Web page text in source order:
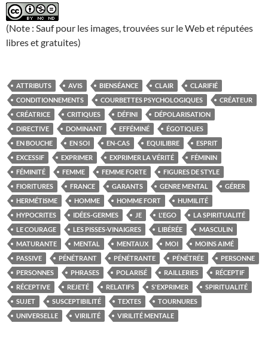
(Note : Sauf pour les images, trouvées sur le Web et réputées
libres et gratuites)
ATTRIBUTS AVIS BIENSÉANCE CLAIR
CLARIFIÉ
CONDITIONNEMENTS
COURBETTES PSYCHOLOGIQUES
CRÉATEUR
CRÉATRICE
CRITIQUES DÉFINI
DÉPOLARISATION
DIRECTIVE
DOMINANT EFFÉMINÉ
ÉGOTIQUES
EN BOUCHE
EN SOI EN-CAS EQUILIBRE
ESPRIT
EXCESSIF
EXPRIMER EXPRIMER LA VÉRITÉ
FÉMININ
FÉMINITÉ
FEMME FEMME FORTE
FIGURES DE STYLE
FIORITURES
FRANCE GARANTS GENRE MENTAL
GÉRER
HERMÉTISME
HOMME HOMME FORT
HUMILITÉ
HYPOCRITES
IDÉES-GERMES JE L'EGO
LA SPIRITUALITÉ
LE COURAGE
LES PISSES-VINAIGRES LIBÉRÉE
MASCULIN
MATURANTE
MENTAL MENTAUX MOI
MOINS AIMÉ
PASSIVE
PÉNÉTRANT PÉNÉTRANTE PÉNÉTRÉE
PERSONNE
PERSONNES
PHRASES POLARISÉ RAILLERIES
RÉCEPTIF
RÉCEPTIVE
REJETÉ RELATIFS S'EXPRIMER
SPIRITUALITÉ
SUJET
SUSCEPTIBILITÉ TEXTES
TOURNURES
UNIVERSELLE
VIRILITÉ VIRILITÉ MENTALE